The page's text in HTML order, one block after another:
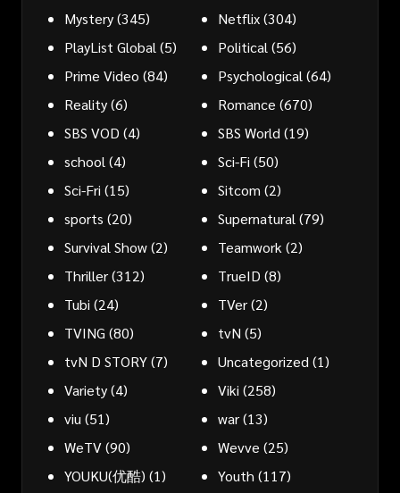
Mystery(345) Netflix(304)
PlayList Global (5) Political (56)
Prime Video (84) Psychological (64)
Reality(6) Romance (670)
SBS VOD (4) SBS World (19)
school (4) Sci-Fi (50)
Sci-Fri (15) Sitcom (2)
sports (20) Supernatural (79)
Survival Show(2) Teamwork (2)
Thriller(312) TrueID (8)
Tubi (24) TVer(2)
TVING (80) tvN (5)
tvN D STORY(7) Uncategorized (1)
Variety(4) Viki (258)
viu (51) war(13)
WeTV(90) Wevve (25)
YOUKU(优酷) (1) Youth (117)